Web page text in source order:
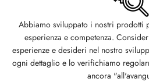
Abbiamo sviluppato i nostri prodotti
esperienza e competenza.
esperienze e desideri nel nostro
ogni dettaglio e lo verifichiamo
ancora